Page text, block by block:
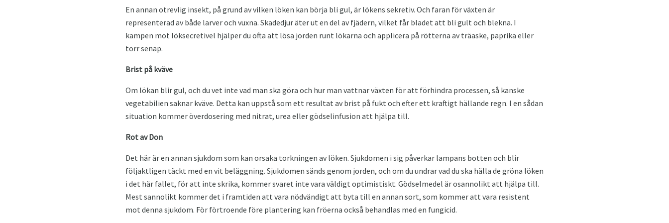
En annan otrevlig insekt, på grund av vilken löken kan börja bli gul, är lökens sekretiv. Och faran för växten är
representerad av både larver och vuxna. Skadedjur äter ut en del av fjädern, vilket får bladet att bli gult och blekna. I
kampen mot löksecretivel hjälper du ofta att lösa jorden runt lökarna och applicera på rötterna av träaske, paprika eller
torr senap.
Brist på kväve
Om lökan blir gul, och du vet inte vad man ska göra och hur man vattnar växten för att förhindra processen, så kanske
vegetabilien saknar kväve. Detta kan uppstå som ett resultat av brist på fukt och efter ett kraftigt hällande regn. I en sådan
situation kommer överdosering med nitrat, urea eller gödselinfusion att hjälpa till.
Rot av Don
Det här är en annan sjukdom som kan orsaka torkningen av löken. Sjukdomen i sig påverkar lampans botten och blir
följaktligen täckt med en vit beläggning. Sjukdomen sänds genom jorden, och om du undrar vad du ska hälla de gröna löken
i det här fallet, för att inte skrika, kommer svaret inte vara väldigt optimistiskt. Gödselmedel är osannolikt att hjälpa till.
Mest sannolikt kommer det i framtiden att vara nödvändigt att byta till en annan sort, som kommer att vara resistent
mot denna sjukdom. För förtroende före plantering kan fröerna också behandlas med en fungicid.